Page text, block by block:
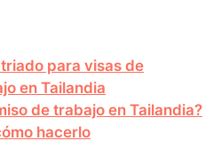
para visas de
en Tailandia
de trabajo en Tailandia?
hacerlo